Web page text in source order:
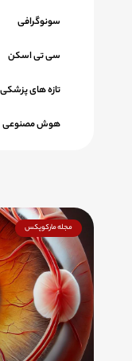
سونوگرافی
سی تی اسکن
تازه های پزشکی
هوش مصنوعی
مجله مارکوپکس